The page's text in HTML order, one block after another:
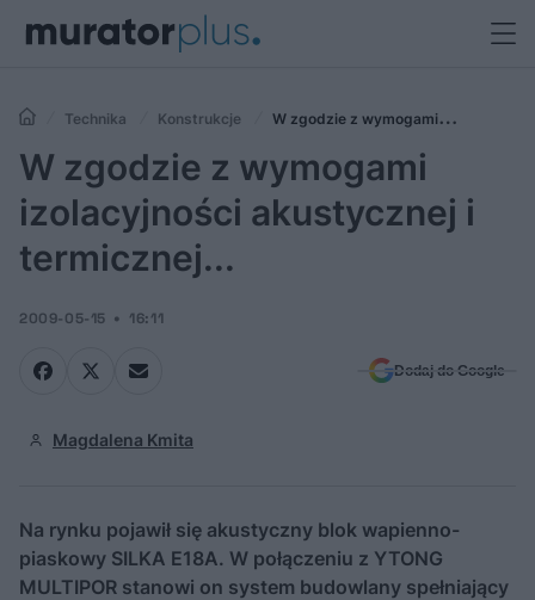
Technika Konstrukcje
W zgodzie z wymogami
izolacyjności akustycznej i termicznej...
W zgodzie z wymogami
izolacyjności akustycznej i
termicznej...
2009-05-15 16:11
Dodaj do Google
Magdalena Kmita
Na rynku pojawił się akustyczny blok wapienno-
piaskowy SILKA E18A. W połączeniu z YTONG
MULTIPOR stanowi on system budowlany spełniający